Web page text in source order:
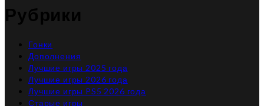
Рубрики
Гонки
Дополнения
Лучшие игры 2025 года
Лучшие игры 2026 года
Лучшие игры PS5 2026 года
Старые игры